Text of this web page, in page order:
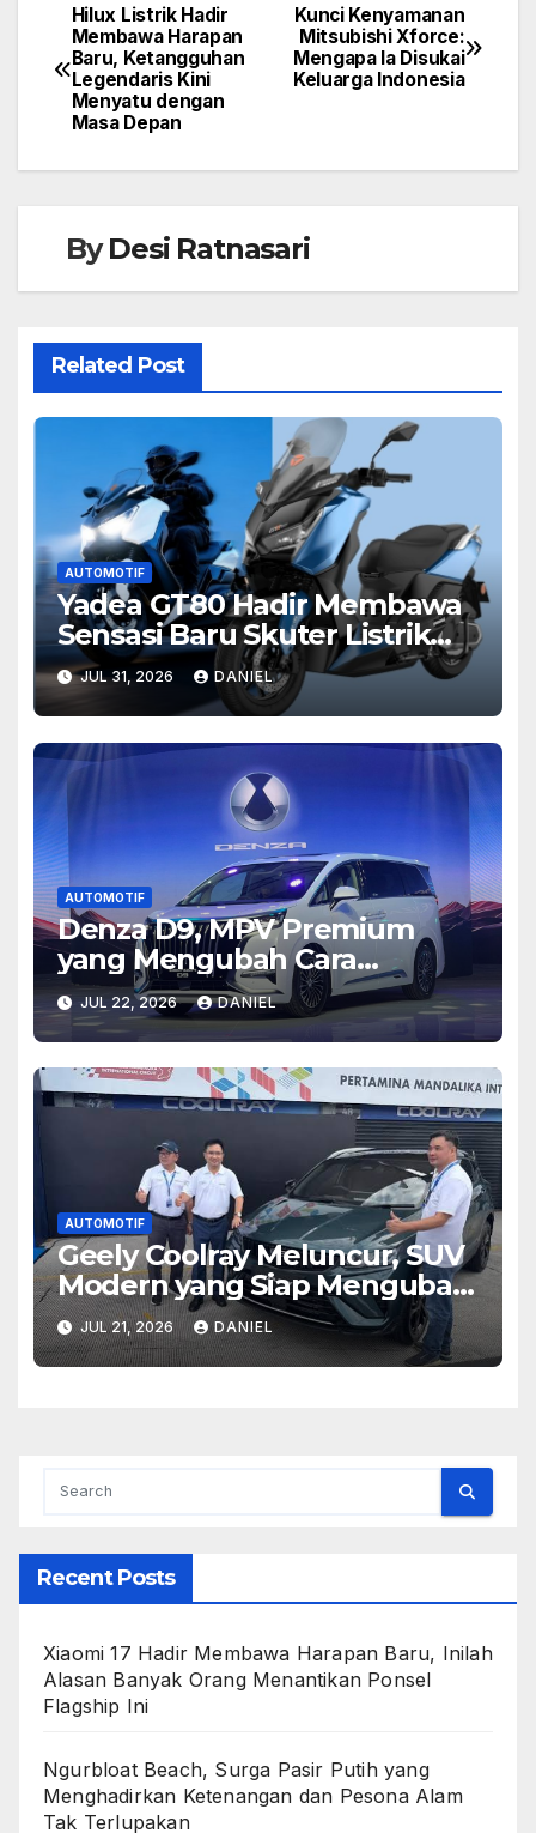
Kunci Kenyamanan
Mitsubishi Xforce:
Mengapa Ia Disukai
Keluarga Indonesia
Hilux Listrik Hadir
Membawa Harapan
Baru, Ketangguhan
Legendaris Kini
Menyatu dengan
Masa Depan
ByDesi Ratnasari
Related Post
AUTOMOTIF
Yadea GT80 Hadir Membawa
Sensasi Baru Skuter Listrik
Modern yang Penuh Gaya
JUL 31, 2026 DANIEL
AUTOMOTIF
Denza D9, MPV Premium
yang Mengubah Cara
Pandang tentang
Kenyamanan Berkendara
Modern
JUL 22, 2026 DANIEL
AUTOMOTIF
Geely Coolray Meluncur, SUV
Modern yang Siap Mengubah
Persaingan di Kelasnya
JUL 21, 2026 DANIEL
Recent Posts
Xiaomi 17 Hadir Membawa Harapan Baru, Inilah
Alasan Banyak Orang Menantikan Ponsel
Flagship Ini
Ngurbloat Beach, Surga Pasir Putih yang
Menghadirkan Ketenangan dan Pesona Alam
Tak Terlupakan